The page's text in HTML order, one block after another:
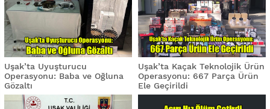
Uşak’ta Uyuşturucu
Operasyonu: Baba ve Oğluna
Gözaltı
Uşak’ta Kaçak Teknolojik Ürün
Operasyonu: 667 Parça Ürün
Ele Geçirildi